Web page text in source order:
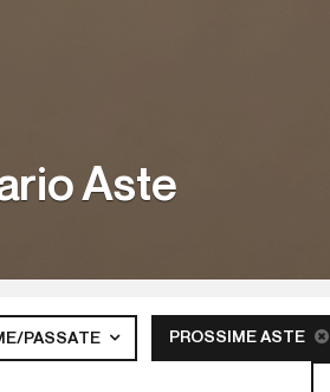
Aste
PASSATE PROSSIME ASTE